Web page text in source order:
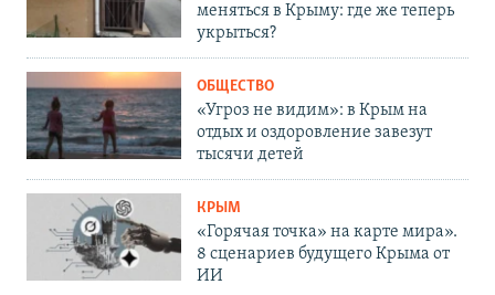
меняться в Крыму: где же теперь
укрыться?
ОБЩЕСТВО
«Угроз не видим»: в Крым на
отдых и оздоровление завезут
тысячи детей
КРЫМ
«Горячая точка» на карте мира».
8 сценариев будущего Крыма от
ИИ